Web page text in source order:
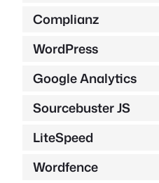
Complianz
WordPress
Google Analytics
Sourcebuster JS
LiteSpeed
Wordfence